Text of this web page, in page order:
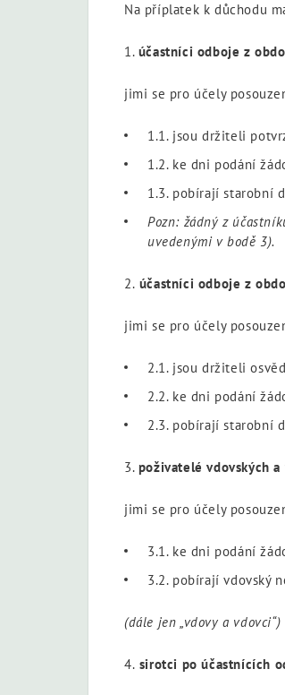
Na příplatek k důchodu
1. účastníci odboje z
jimi se pro účely
1.1. jsou držiteli
1.2. ke dni podání
1.3. pobírají starobní
Pozn: žádný z
uvedenými v bodě 3).
2. účastníci odboje z
jimi se pro účely
2.1. jsou držiteli
2.2. ke dni podání
2.3. pobírají starobní
3. poživatelé vdovských
jimi se pro účely
3.1. ke dni podání
3.2. pobírají vdovský
(dále jen „vdovy a vdovci“)
4. sirotci po účastnících